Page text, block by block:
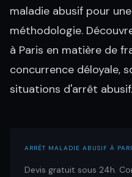
maladie abusif pour
méthodologie.
à Paris en matière de
concurrence déloyale,
situations d'arrêt abusif.
ARRÊT MALADIE ABUSIF À
Devis gratuit sous 24h.